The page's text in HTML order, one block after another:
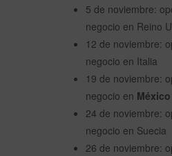
5 de noviembre:
negocio en Reino
12 de noviembre:
negocio en Italia
19 de noviembre:
negocio en México
24 de noviembre:
negocio en Suecia
26 de noviembre: